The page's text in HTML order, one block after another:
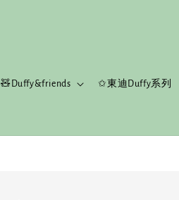
🧸Duffy&friends ✩東迪Duffy系列